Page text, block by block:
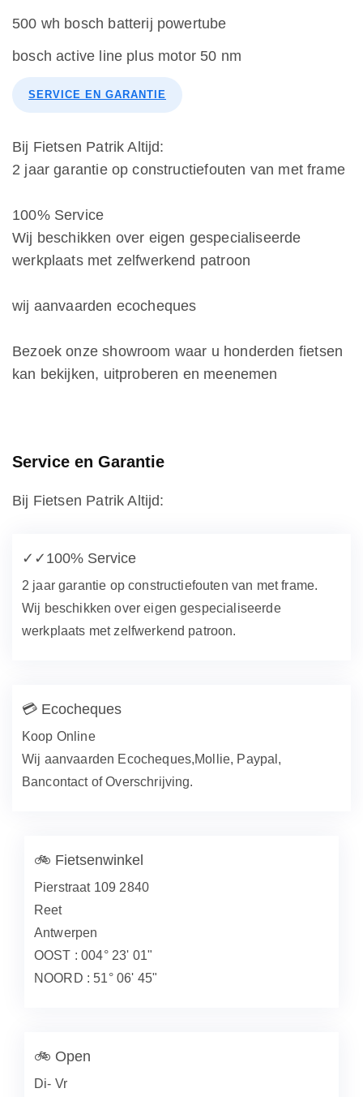
500 wh bosch batterij powertube
bosch active line plus motor 50 nm
SERVICE EN GARANTIE
Bij Fietsen Patrik Altijd:
2 jaar garantie op constructiefouten van met frame
100% Service
Wij beschikken over eigen gespecialiseerde
werkplaats met zelfwerkend patroon
wij aanvaarden ecocheques
Bezoek onze showroom waar u honderden fietsen
kan bekijken, uitproberen en meenemen
Service en Garantie
Bij Fietsen Patrik Altijd:
✓✓ 100% Service
2 jaar garantie op constructiefouten van met frame.
Wij beschikken over eigen gespecialiseerde
werkplaats met zelfwerkend patroon.
💳 Ecocheques
Koop Online
Wij aanvaarden Ecocheques,Mollie, Paypal,
Bancontact of Overschrijving.
🚲 Fietsenwinkel
Pierstraat 109 2840
Reet
Antwerpen
OOST : 004° 23' 01"
NOORD : 51° 06' 45"
🚲 Open
Di- Vr